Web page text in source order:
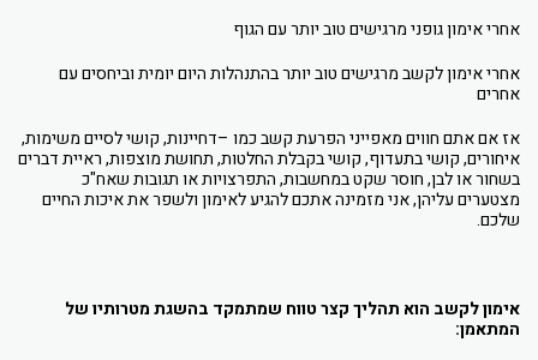
אחרי אימון גופני מרגישים טוב יותר עם הגוף
אחרי אימון לקשב מרגישים טוב יותר בהתנהלות היום יומית וביחסים עם
אחרים
אז אם אתם חווים מאפייני הפרעת קשב כמו –דחיינות, קושי לסיים משימות,
איחורים, קושי בתעדוף, קושי בקבלת החלטות, תחושת מוצפות, ראיית דברים
בשחור או לבן, חוסר שקט במחשבות, התפרצויות או תגובות שאח"כ
מצטערים עליהן, אני מזמינה אתכם להגיע לאימון ולשפר את איכות החיים
שלכם.
אימון לקשב הוא תהליך קצר טווח שמתמקד בהשגת מטרותיו של
המתאמן: